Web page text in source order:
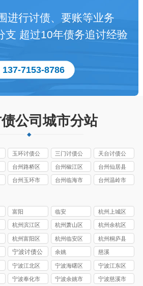
进行讨债、要账等业务
支 超过10年债务追讨经验
137-7153-8786
公司城市分站
玉环讨债公
司
三门讨债公
司
天台讨债公
司
台州路桥区
讨债公司
台州椒江区
讨债公司
台州仙居县
讨债公司
台州玉环市
台州临海市
台州温岭市
富阳 临安
杭州上城区
讨债公司
杭州滨江区
讨债公司
杭州萧山区
讨债公司
杭州余杭区
讨债公司
杭州富阳区
讨债公司
杭州临安区
讨债公司
杭州桐庐县
讨债公司
宁波讨债公
司
余姚 慈溪
宁波江北区
讨债公司
宁波海曙区
讨债公司
宁波江东区
讨债公司
宁波奉化市
宁波余姚市
宁波慈溪市